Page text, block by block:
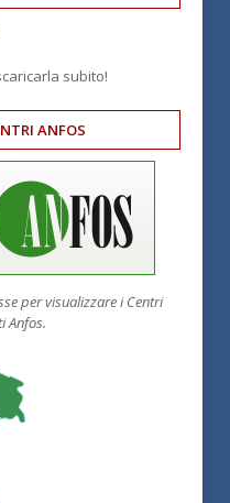
subito!
ANFOS
per visualizzare i Centri
Anfos.